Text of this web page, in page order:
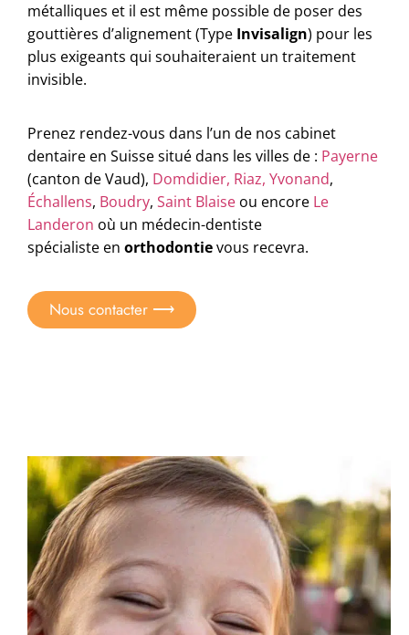
métalliques et il est même possible de poser des
gouttières d’alignement (Type Invisalign) pour les
plus exigeants qui souhaiteraient un traitement
invisible.
Prenez rendez-vous dans l’un de nos cabinet
dentaire en Suisse situé dans les villes de : Payerne
(canton de Vaud), Domdidier, Riaz, Yvonand,
Échallens, Boudry, Saint Blaise ou encore Le
Landeron où un médecin-dentiste
spécialiste en orthodontievous recevra.
Nous contacter ⟶